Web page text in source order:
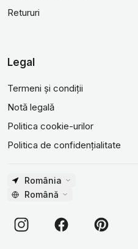
Retururi
Legal
Termeni și condiții
Notă legală
Politica cookie-urilor
Politica de confidențialitate
România
Română